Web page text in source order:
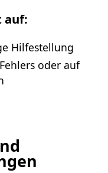
auf:
Hilfestellung
oder auf